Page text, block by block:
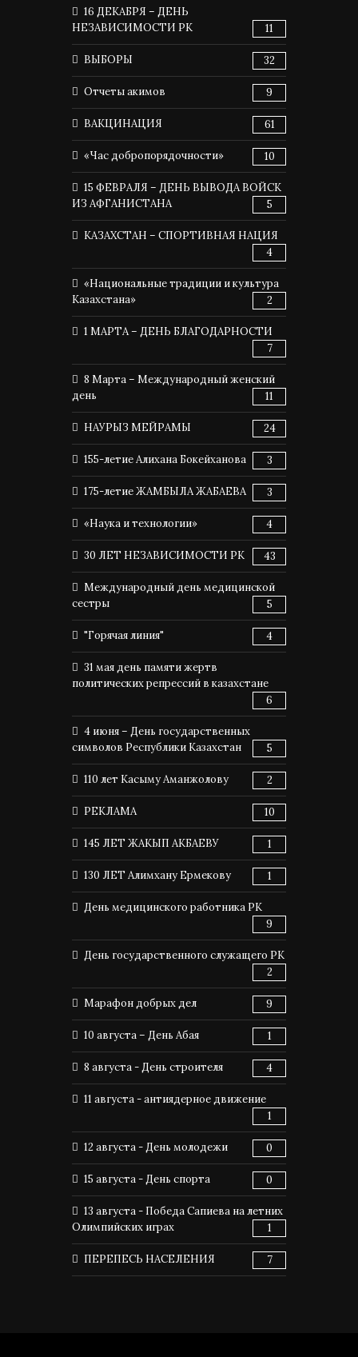
16 ДЕКАБРЯ – ДЕНЬ
НЕЗАВИСИМОСТИ РК
11
ВЫБОРЫ 32
Отчеты акимов 9
ВАКЦИНАЦИЯ 61
«Час добропорядочности» 10
15 ФЕВРАЛЯ – ДЕНЬ ВЫВОДА ВОЙСК
ИЗ АФГАНИСТАНА
5
КАЗАХСТАН – СПОРТИВНАЯ НАЦИЯ
4
«Национальные традиции и культура
Казахстана»
2
1 МАРТА – ДЕНЬ БЛАГОДАРНОСТИ
7
8 Марта – Международный женский
день
11
НАУРЫЗ МЕЙРАМЫ 24
155-летие Алихана Бокейханова 3
175-летие ЖАМБЫЛА ЖАБАЕВА 3
«Наука и технологии» 4
30 ЛЕТ НЕЗАВИСИМОСТИ РК 43
Международный день медицинской
сестры
5
"Горячая линия" 4
31 мая день памяти жертв
политических репрессий в казахстане
6
4 июня – День государственных
символов Республики Казахстан
5
110 лет Касыму Аманжолову 2
РЕКЛАМА 10
145 ЛЕТ ЖАКЫП АКБАЕВУ 1
130 ЛЕТ Алимхану Ермекову 1
День медицинского работника РК
9
День государственного служащего РК
2
Марафон добрых дел 9
10 августа – День Абая 1
8 августа - День строителя 4
11 августа - антиядерное движение
1
12 августа - День молодежи 0
15 августа - День спорта 0
13 августа - Победа Сапиева на летних
Олимпийских играх
1
ПЕРЕПЕСЬ НАСЕЛЕНИЯ 7